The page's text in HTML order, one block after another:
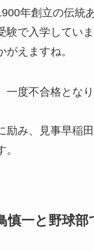
年創立の伝統
験で入学していま
えますね。
一度不合格とな
励み、見事早稲
慎一と野球部